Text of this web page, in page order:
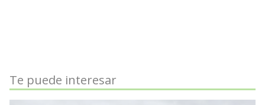
Te puede interesar